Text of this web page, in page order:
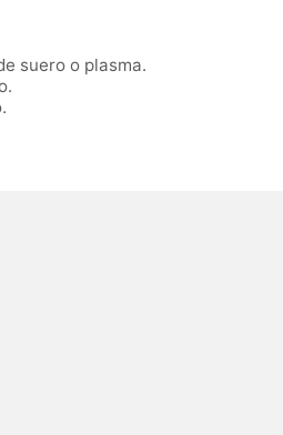
suero o plasma.